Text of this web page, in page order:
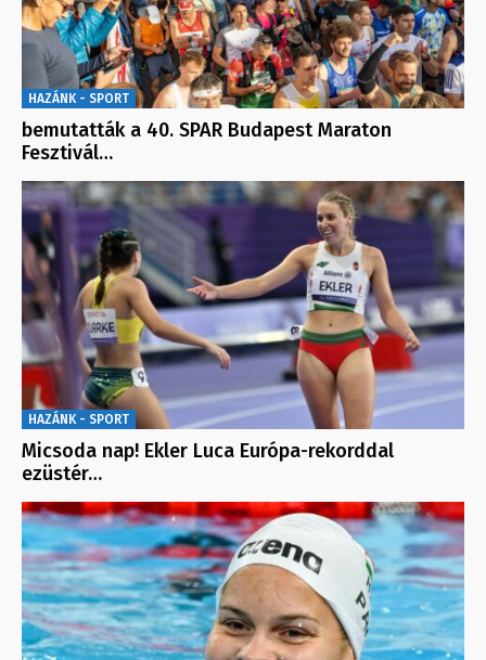
HAZÁNK - SPORT
bemutatták a 40. SPAR Budapest Maraton
Fesztivál…
HAZÁNK - SPORT
Micsoda nap! Ekler Luca Európa-rekorddal
ezüstér…